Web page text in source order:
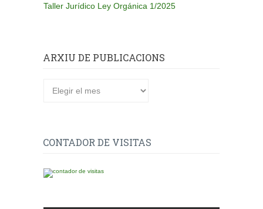
Taller Jurídico Ley Orgánica 1/2025
ARXIU DE PUBLICACIONS
CONTADOR DE VISITAS